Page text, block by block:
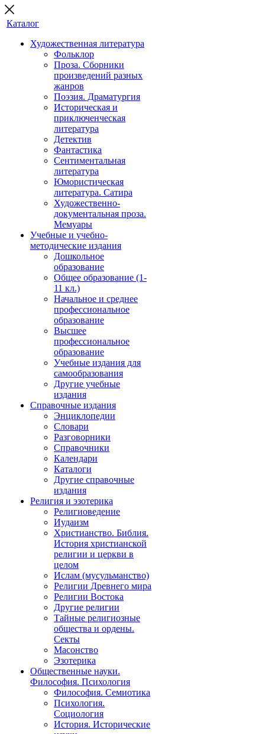
Каталог
Художественная литература
Фольклор
Проза. Сборники
произведений разных
жанров
Поэзия. Драматургия
Историческая и
приключенческая
литература
Детектив
Фантастика
Сентиментальная
литература
Юмористическая
литература. Сатира
Художественно-
документальная проза.
Мемуары
Учебные и учебно-
методические издания
Дошкольное
образование
Общее образование (1-
11 кл.)
Начальное и среднее
профессиональное
образование
Высшее
профессиональное
образование
Учебные издания для
самообразования
Другие учебные
издания
Справочные издания
Энциклопедии
Словари
Разговорники
Справочники
Календари
Каталоги
Другие справочные
издания
Религия и эзотерика
Религиоведение
Иудаизм
Христианство. Библия.
История христианской
религии и церкви в
целом
Ислам (мусульманство)
Религии Древнего мира
Религии Востока
Другие религии
Тайные религиозные
общества и ордены.
Секты
Масонство
Эзотерика
Общественные науки.
Философия. Психология
Философия. Семиотика
Психология.
Социология
История. Исторические